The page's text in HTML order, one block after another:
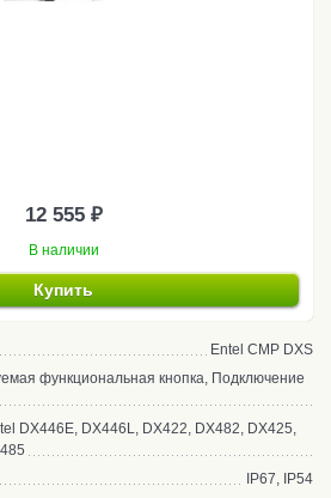
12 555 ₽
В наличии
Купить
Entel CMP DXS
функциональная кнопка, Подключение
DX446E, DX446L, DX422, DX482, DX425,
IP67, IP54